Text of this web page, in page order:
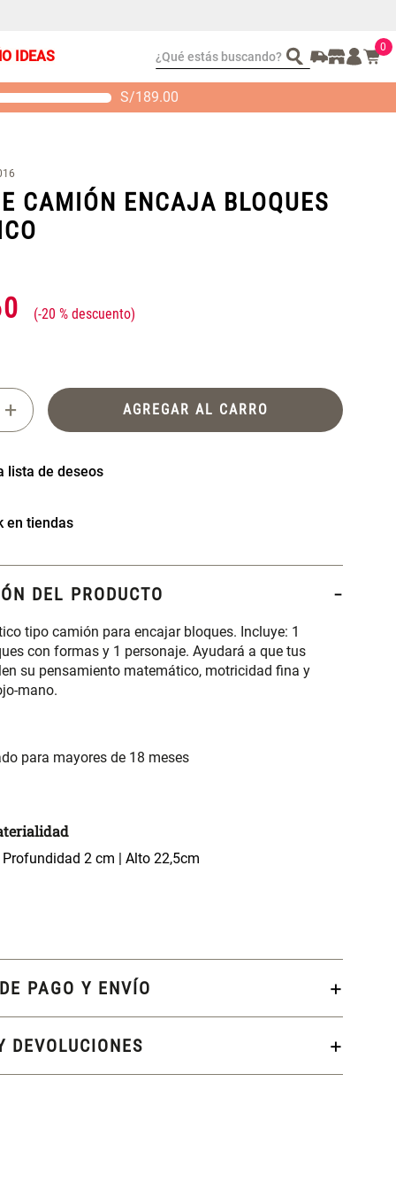
IDEAS ¿Qué estás buscando? 0
S/189.00
CAMIÓN ENCAJA BLOQUES
-20 %
+ AGREGAR AL CARRO
en tiendas
DEL PRODUCTO
tipo camión para encajar bloques. Incluye: 1
con formas y 1 personaje. Ayudará a que tus
su pensamiento matemático, motricidad fina y
mano.
para mayores de 18 meses
2 cm | Alto 22,5cm
PAGO Y ENVÍO
DEVOLUCIONES
2 Almohadas
Set Sábanas Algodón